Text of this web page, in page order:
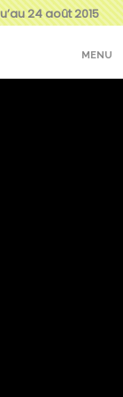
24 août 2015
MENU